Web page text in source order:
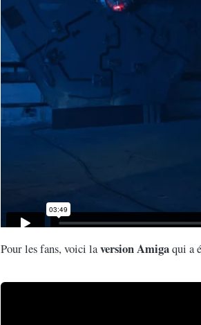
Pour les fans, voici laversion Amigaqui a